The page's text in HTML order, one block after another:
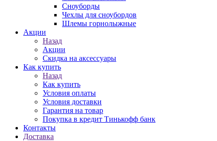
Сноуборды
Чехлы для сноубордов
Шлемы горнолыжные
Акции
Назад
Акции
Скидка на аксессуары
Как купить
Назад
Как купить
Условия оплаты
Условия доставки
Гарантия на товар
Покупка в кредит Тинькофф банк
Контакты
Доставка